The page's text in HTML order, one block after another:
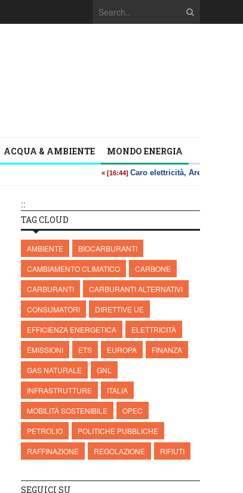
ACQUA & AMBIENTE MONDO ENERGIA
::
TAG CLOUD
AMBIENTE
BIOCARBURANTI
CAMBIAMENTO CLIMATICO
CARBONE
CARBURANTI
CARBURANTI ALTERNATIVI
CONSUMATORI
DIRETTIVE UE
EFFICIENZA ENERGETICA
ELETTRICITÀ
EMISSIONI
ETS EUROPA
FINANZA
GAS NATURALE
GNL
INFRASTRUTTURE
ITALIA
MOBILITÀ SOSTENIBILE
OPEC
PETROLIO
POLITICHE PUBBLICHE
RAFFINAZIONE
REGOLAZIONE RIFIUTI
SEGUICI SU